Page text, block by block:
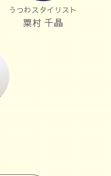
うつわスタイリスト
粟村 千晶